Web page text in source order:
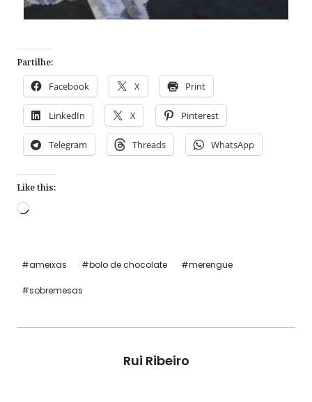
Partilhe:
Facebook X Print
LinkedIn X Pinterest
Telegram Threads WhatsApp
Like this:
Loading…
Post
#ameixas #bolo de chocolate #merengue
#sobremesas
Rui Ribeiro